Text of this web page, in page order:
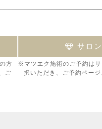
方
ご
サロ
※マツエク施術のご予約は
択いただき、ご予約ページ